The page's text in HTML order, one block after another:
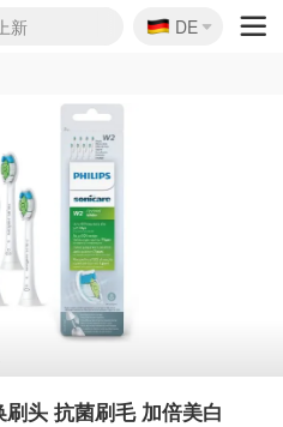
新
大促
失效
折
外叠85折
日更新
+叠9折
🇩🇪
DE
头 抗菌刷毛 加倍美白